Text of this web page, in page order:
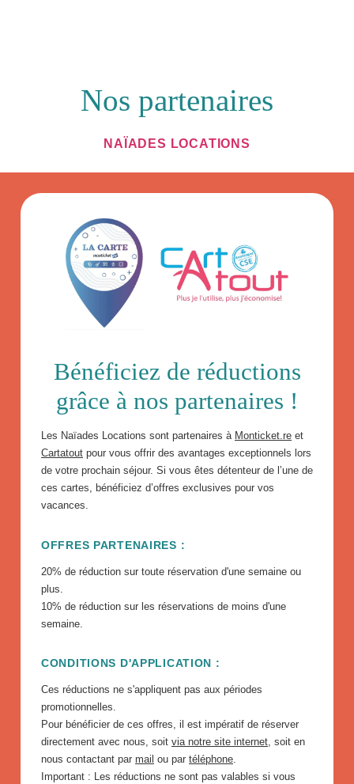
Nos partenaires
NAÏADES LOCATIONS
Bénéficiez de réductions
grâce à nos partenaires !
Les Naïades Locations sont partenaires à Monticket.re et
Cartatout pour vous offrir des avantages exceptionnels lors
de votre prochain séjour. Si vous êtes détenteur de l’une de
ces cartes, bénéficiez d’offres exclusives pour vos
vacances.
OFFRES PARTENAIRES :
20% de réduction sur toute réservation d'une semaine ou
plus.
10% de réduction sur les réservations de moins d'une
semaine.
CONDITIONS D'APPLICATION :
Ces réductions ne s'appliquent pas aux périodes
promotionnelles.
Pour bénéficier de ces offres, il est impératif de réserver
directement avec nous, soit via notre site internet, soit en
nous contactant par mail ou par téléphone.
Important : Les réductions ne sont pas valables si vous